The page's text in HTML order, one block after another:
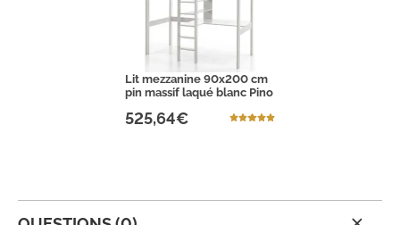
Lit mezzanine 90x200 cm
pin massif laqué blanc Pino
525,64€